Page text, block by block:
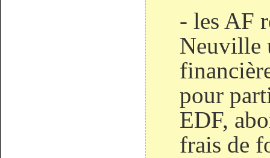
- les AF
Neuville
pour
EDF,
frais de